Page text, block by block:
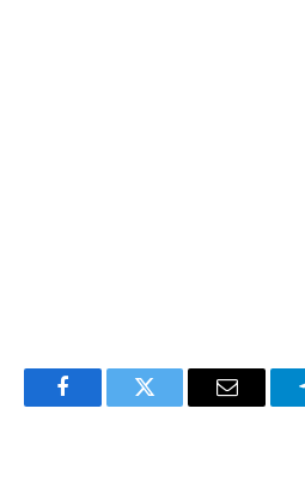
FacebookTwitter Email